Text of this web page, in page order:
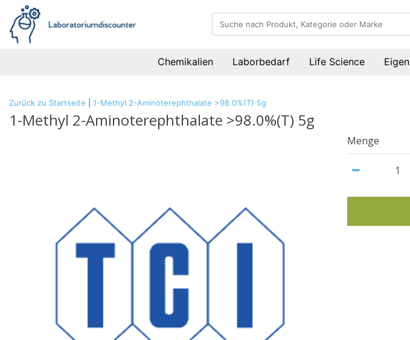
Chemikalien Laborbedarf Life Science
Zurück zu Startseite 1-Methyl 2-Aminoterephthalate >98.0%(T) 5g
1-Methyl 2-Aminoterephthalate >98.0%(T) 5g
Menge